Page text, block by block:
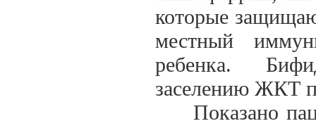
которые
местный
ребенка.
заселению ЖКТ
Показано